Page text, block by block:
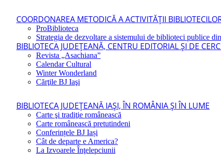
COORDONAREA METODICĂ A ACTIVITĂŢII
ProBiblioteca
Strategia de dezvoltare a sistemului de biblioteci publice
BIBLIOTECA JUDEŢEANĂ, CENTRU EDITORIAL ŞI DE
Revista „Asachiana”
Calendar Cultural
Winter Wonderland
Cărţile BJ Iaşi
BIBLIOTECA JUDEŢEANĂ IAŞI, ÎN ROMÂNIA ŞI ÎN LUME
Carte şi tradiţie românească
Carte românească pretutindeni
Conferințele BJ Iași
Cât de departe e America?
La Izvoarele Înţelepciunii